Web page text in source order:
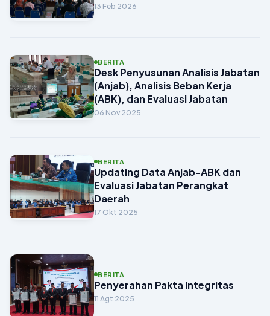
13 Feb 2026
BERITA
Desk Penyusunan Analisis Jabatan
(Anjab), Analisis Beban Kerja
(ABK), dan Evaluasi Jabatan
06 Nov 2025
BERITA
Updating Data Anjab-ABK dan
Evaluasi Jabatan Perangkat
Daerah
17 Okt 2025
BERITA
Penyerahan Pakta Integritas
11 Agt 2025